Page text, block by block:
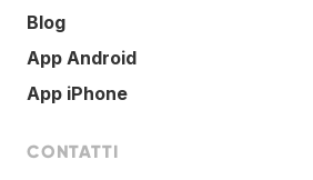
Blog
App Android
App iPhone
CONTATTI